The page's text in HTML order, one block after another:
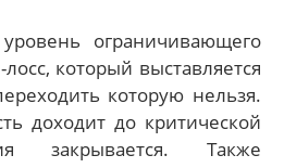
ограничивающего
который выставляется
которую нельзя.
доходит до критической
закрывается. Также